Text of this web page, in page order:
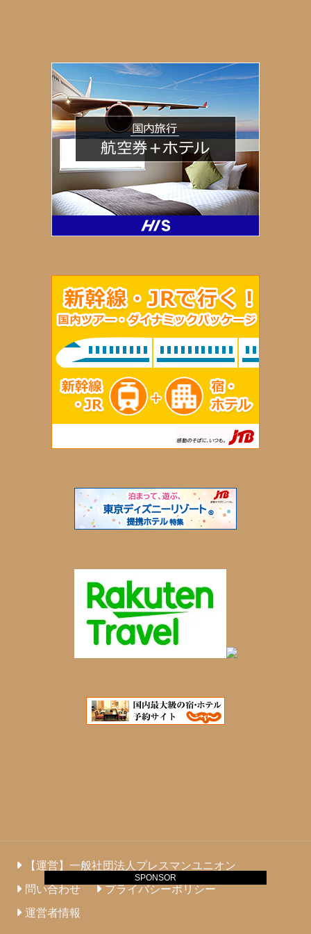
SPONSOR
【運営】一般社団法人プレスマンユニオン
問い合わせ
プライバシーポリシー
運営者情報